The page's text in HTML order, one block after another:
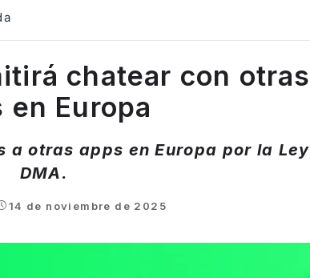
chatear con otras
en Europa
a otras apps en Europa por la Ley
DMA.
14 de noviembre de 2025